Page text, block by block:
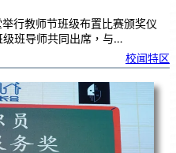
行教师节班级布置比赛颁奖仪
班导师共同出席，与…
校闻特区